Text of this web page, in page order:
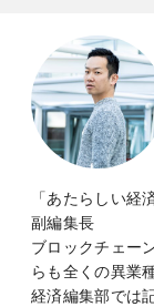
「あたらしい経
副編集長
ブロックチェー
らも全くの異業
経済編集部では